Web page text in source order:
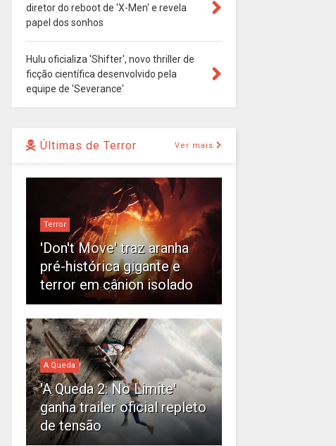
diretor do reboot de 'X-Men' e revela
papel dos sonhos
Hulu oficializa 'Shifter', novo thriller de
ficção científica desenvolvido pela
equipe de 'Severance'
Últimas de Terror Ver mais
Terror
'Don't Move' traz aranha
pré-histórica gigante e
terror em cânion isolado
A Queda
'A Queda 2: No Limite'
ganha trailer oficial repleto
de tensão